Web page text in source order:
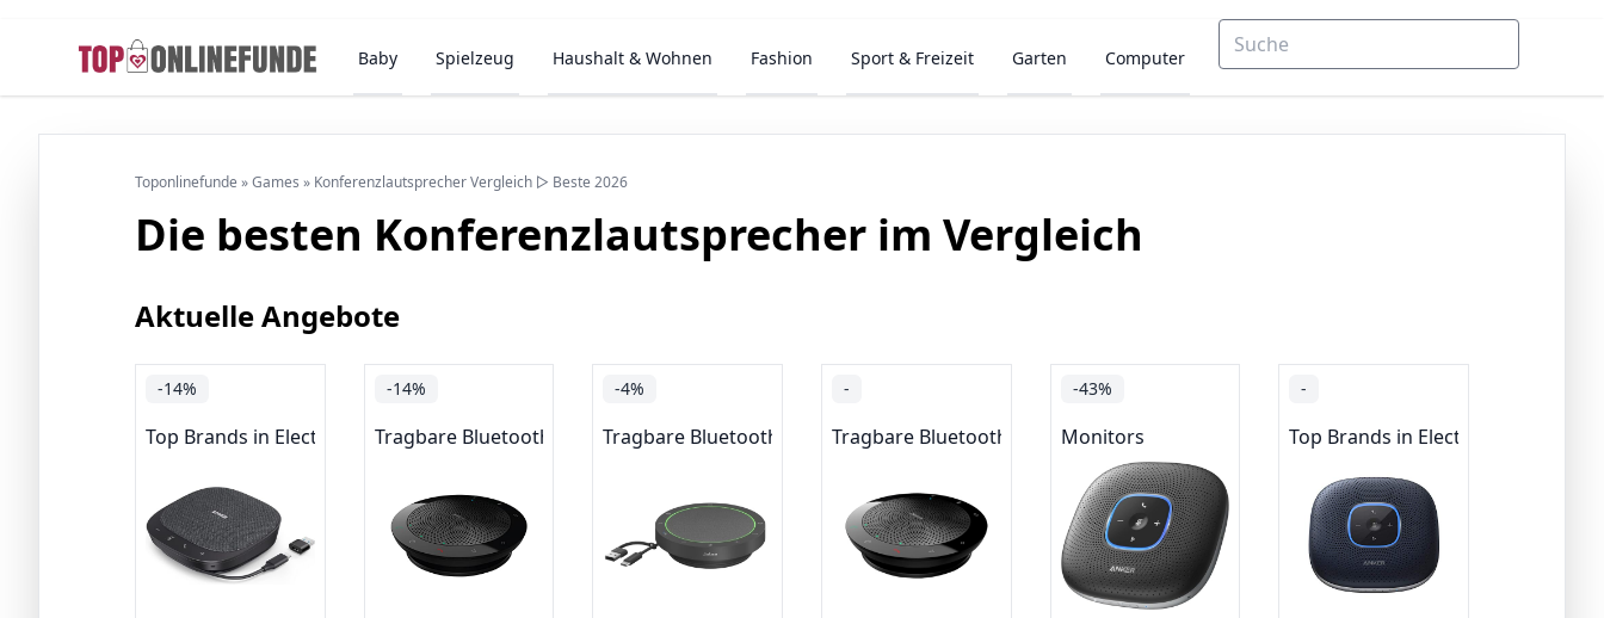
Baby Spielzeug Haushalt & Wohnen Fashion Sport & Freizeit Garten Computer
Toponlinefunde »Games » Konferenzlautsprecher Vergleich ▷ Beste 2026
Die besten Konferenzlautsprecher im Vergleich
Aktuelle Angebote
-14%
Top Brands in Electronics
-14%
Tragbare Bluetooth-Lautsprecher
-4%
Tragbare Bluetooth-Lautsprecher
-
Tragbare Bluetooth-Lautsprecher
-43%
Monitors
-
Top Brands in Electronics